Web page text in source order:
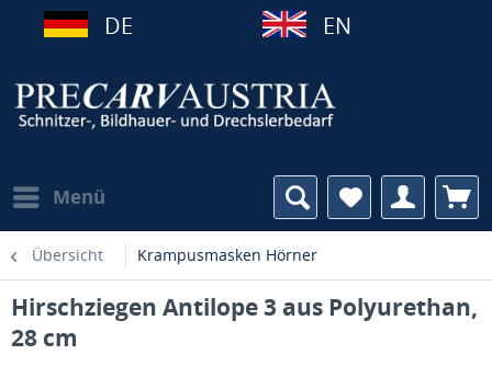
DE EN
Menü
Übersicht Krampusmasken Hörner
Hirschziegen Antilope 3 aus Polyurethan,
28 cm